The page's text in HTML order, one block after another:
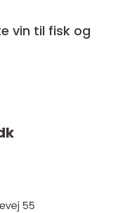
vin til fisk og